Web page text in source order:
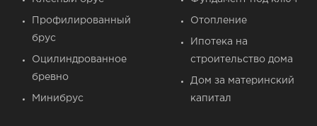
Профилированный
брус
Оцилиндрованное
бревно
Минибрус
Отопление
Ипотека на
строительство дома
Дом за материнский
капитал